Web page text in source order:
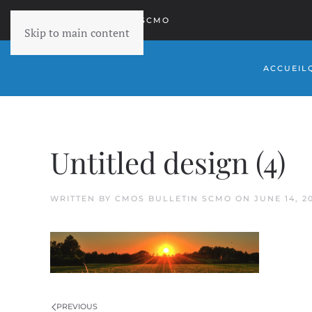
Skip to main content
RETOURNER À SCMO
ACCUEIL
Untitled design (4)
WRITTEN BY CMOS BULLETIN SCMO ON JUNE 14,
PREVIOUS